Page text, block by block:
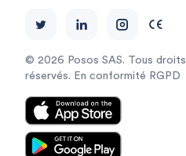
© 2026 Posos SAS. Tous droits
réservés. En conformité RGPD